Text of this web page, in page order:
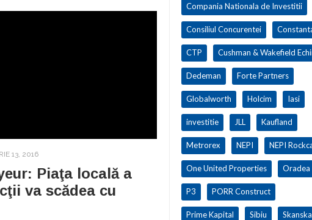
13, 2016
Piaţa locală a
va scădea cu
Compania Nationala de Investitii
Consiliul Concurentei
CTP Cushman & Wakefield
Dedeman Forte Partners
Globalworth Holcim Iasi
investitie JLL Kaufland
Metrorex NEPI NEPI
One United Properties Oradea
P3 PORR Construct
Prime Kapital Sibiu Skanska